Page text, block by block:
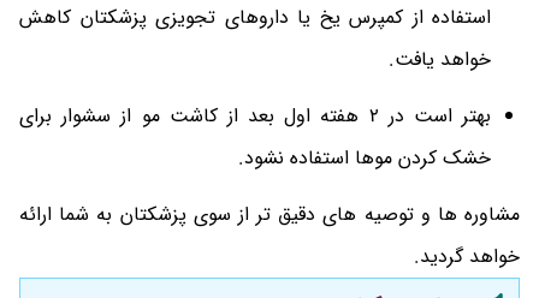
استفاده از کمپرس یخ یا داروهای تجویزی پزشکتان کاهش
خواهد یافت.
بهتر است در 2 هفته اول بعد از کاشت مو از سشوار برای
خشک کردن موها استفاده نشود.
مشاوره ها و توصیه های دقیق تر از سوی پزشکتان به شما ارائه
خواهد گردید.